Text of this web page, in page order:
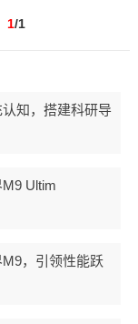
1/1
知，搭建科研导
Ultim
，引领性能跃